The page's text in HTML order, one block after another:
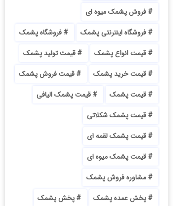
فروش پشمک میوه ای
فروشگاه اینترنتی پشمک
فروشگاه پشمک
قیمت انواع پشمک
قیمت تولید پشمک
قیمت خرید پشمک
قیمت فروش پشمک
قیمت پشمک
قیمت پشمک الیافی
قیمت پشمک شکلاتی
قیمت پشمک لقمه ای
قیمت پشمک میوه ای
مشاوره فروش پشمک
پخش عمده پشمک
پخش پشمک